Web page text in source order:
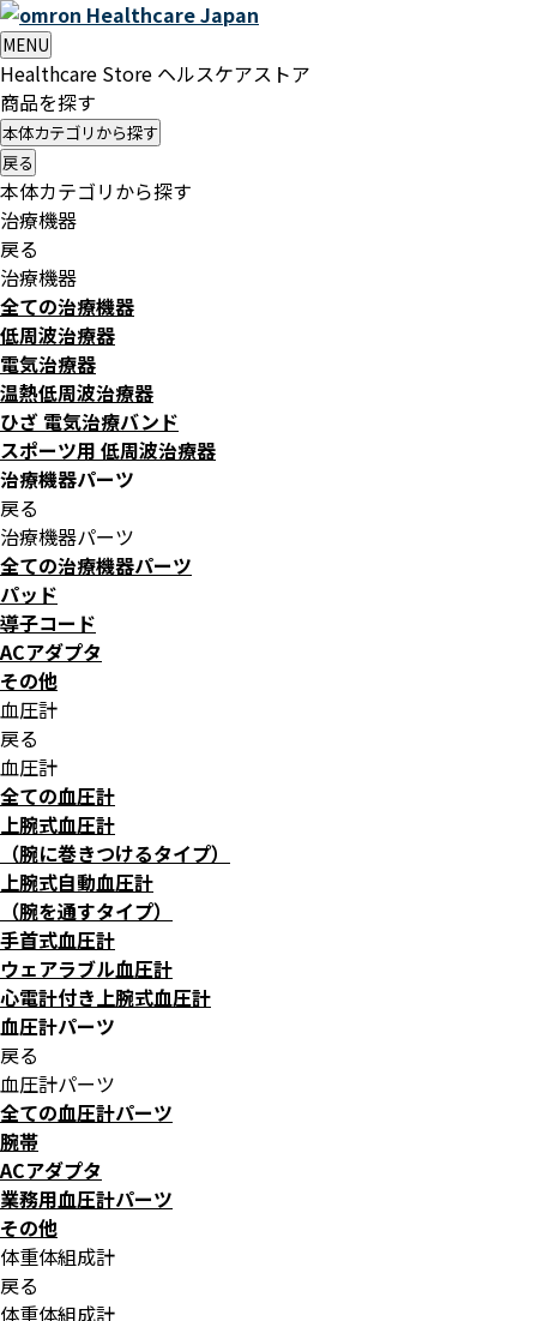
HealthcareJapan
MENU
Healthcare Store ヘルスケアストア
商品を探す
本体カテゴリから探す
戻る
本体カテゴリから探す
治療機器
戻る
治療機器
全ての治療機器
低周波治療器
電気治療器
温熱低周波治療器
ひざ 電気治療バンド
スポーツ用 低周波治療器
治療機器パーツ
戻る
治療機器パーツ
全ての治療機器パーツ
パッド
導子コード
ACアダプタ
その他
血圧計
戻る
血圧計
全ての血圧計
上腕式血圧計
（腕に巻きつけるタイプ）
上腕式自動血圧計
（腕を通すタイプ）
手首式血圧計
ウェアラブル血圧計
心電計付き上腕式血圧計
血圧計パーツ
戻る
血圧計パーツ
全ての血圧計パーツ
腕帯
ACアダプタ
業務用血圧計パーツ
その他
体重体組成計
戻る
体重体組成計